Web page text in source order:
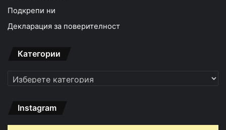
Подкрепи ни
Декларация за поверителност
Категории
Категории
Instagram